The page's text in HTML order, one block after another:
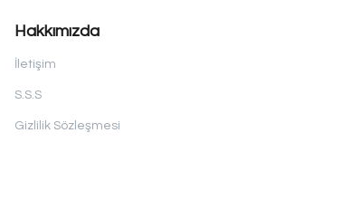
Hakkımızda
İletişim
S.S.S
Gizlilik Sözleşmesi